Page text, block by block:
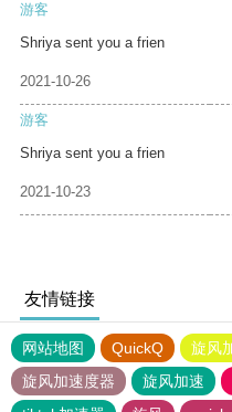
游客
Shriya sent you a frien
2021-10-26
游客
Shriya sent you a frien
2021-10-23
友情链接
网站地图 QuickQ 旋风
旋风加速度器
旋风加速